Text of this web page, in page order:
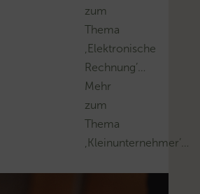
zum
Thema
‚Elektronische
Rechnung’…
Mehr
zum
Thema
‚Kleinunternehmer’…